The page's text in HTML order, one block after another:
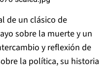
de un clásico de
sobre la muerte y un
y reflexión de
la política, su historia